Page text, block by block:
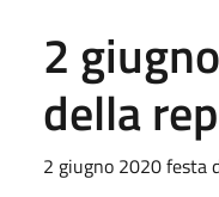
2
della
2 giugno 2020 festa